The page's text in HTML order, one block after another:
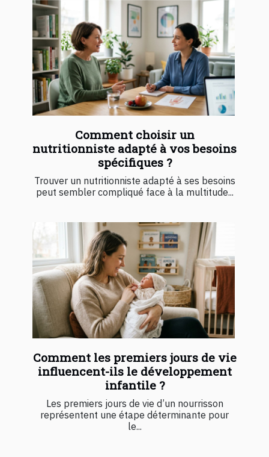
Comment choisir un
nutritionniste adapté à vos besoins
spécifiques ?
Trouver un nutritionniste adapté à ses besoins
peut sembler compliqué face à la multitude...
Comment les premiers jours de vie
influencent-ils le développement
infantile ?
Les premiers jours de vie d’un nourrisson
représentent une étape déterminante pour
le...